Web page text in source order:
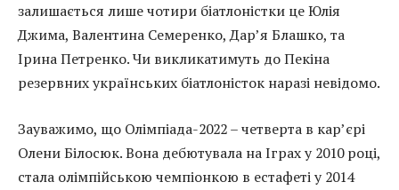
залишається лише чотири біатлоністки це Юлія
Джима, Валентина Семеренко, Дар’я Блашко, та
Ірина Петренко. Чи викликатимуть до Пекіна
резервних українських біатлоністок наразі невідомо.
Зауважимо, що Олімпіада-2022 – четверта в кар’єрі
Олени Білосюк. Вона дебютувала на Іграх у 2010 році,
стала олімпійською чемпіонкою в естафеті у 2014